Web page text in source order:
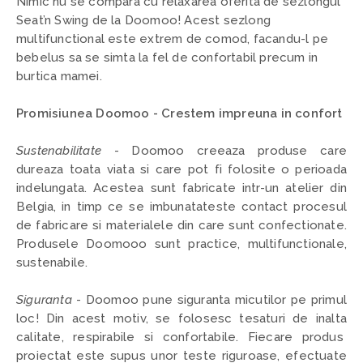
Seat’n Swing de la Doomoo! Acest sezlong
multifunctional este extrem de comod, facandu-l pe
bebelus sa se simta la fel de confortabil precum in
burtica mamei.
Promisiunea Doomoo - Crestem impreuna in confort
Sustenabilitate - Doomoo creeaza produse care
dureaza toata viata si care pot fi folosite o perioada
indelungata. Acestea sunt fabricate intr-un atelier din
Belgia, in timp ce se imbunatateste contact procesul
de fabricare si materialele din care sunt confectionate.
Produsele Doomooo sunt practice, multifunctionale,
sustenabile.
Siguranta- Doomoo pune siguranta micutilor pe primul
loc! Din acest motiv, se folosesc tesaturi de inalta
calitate, respirabile si confortabile. Fiecare produs
proiectat este supus unor teste riguroase, efectuate